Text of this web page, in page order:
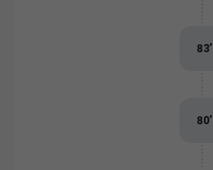
83’
80’